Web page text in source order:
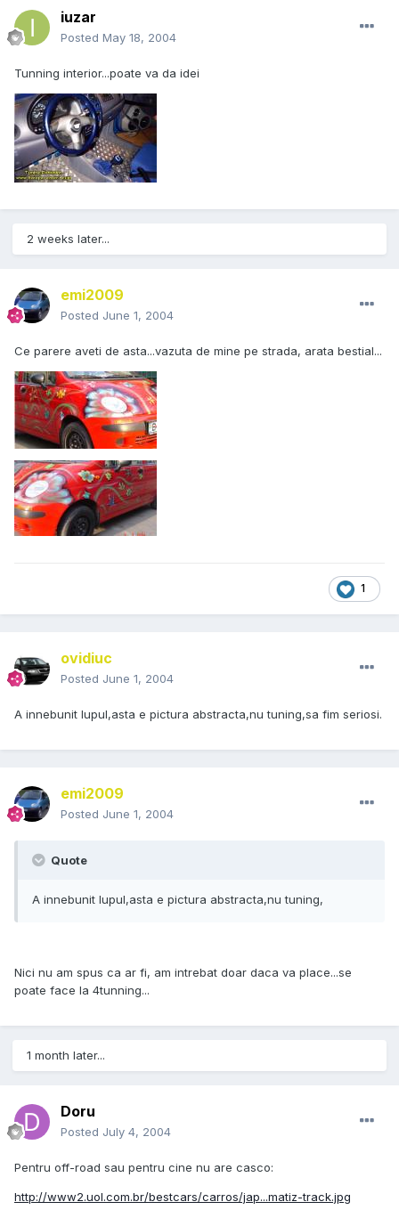
iuzar
Posted May 18, 2004
Tunning interior...poate va da idei
2 weeks later...
emi2009
Posted June 1, 2004
Ce parere aveti de asta...vazuta de mine pe strada, arata bestial...
1
ovidiuc
Posted June 1, 2004
A innebunit lupul,asta e pictura abstracta,nu tuning,sa fim seriosi.
emi2009
Posted June 1, 2004
Quote
A innebunit lupul,asta e pictura abstracta,nu tuning,
Nici nu am spus ca ar fi, am intrebat doar daca va place...se
poate face la 4tunning...
1 month later...
Doru
Posted July 4, 2004
Pentru off-road sau pentru cine nu are casco:
http://www2.uol.com.br/bestcars/carros/jap...matiz-track.jpg